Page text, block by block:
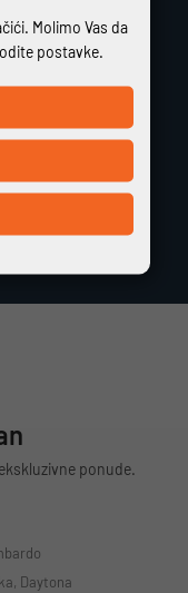
ponude.
Daytona
Molimo Vas da
postavke.